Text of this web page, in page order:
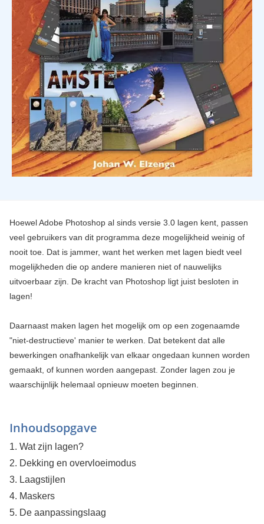
Hoewel Adobe Photoshop al sinds versie 3.0 lagen kent, passen
veel gebruikers van dit programma deze mogelijkheid weinig of
nooit toe. Dat is jammer, want het werken met lagen biedt veel
mogelijkheden die op andere manieren niet of nauwelijks
uitvoerbaar zijn. De kracht van Photoshop ligt juist besloten in
lagen!
Daarnaast maken lagen het mogelijk om op een zogenaamde
"niet-destructieve' manier te werken. Dat betekent dat alle
bewerkingen onafhankelijk van elkaar ongedaan kunnen worden
gemaakt, of kunnen worden aangepast. Zonder lagen zou je
waarschijnlijk helemaal opnieuw moeten beginnen.
Inhoudsopgave
1. Wat zijn lagen?
2. Dekking en overvloeimodus
3. Laagstijlen
4. Maskers
5. De aanpassingslaag